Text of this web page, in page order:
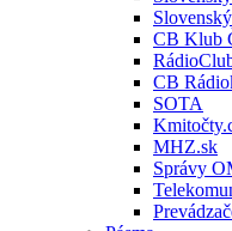
CB Klub
CB
SOTA
MHZ.sk
Správy